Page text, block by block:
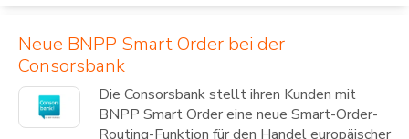
Neue BNPP Smart Order bei der
Consorsbank
Die Consorsbank stellt ihren Kunden mit
BNPP Smart Order eine neue Smart-Order-
Routing-Funktion für den Handel europäischer